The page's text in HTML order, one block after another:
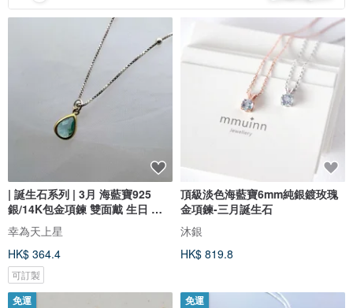
| 誕生石系列 | 3月 海藍寶925
銀/14K包金項鍊 雙面戴 生日 禮
盒
幸為天上星
HK$ 364.4
可訂製
頂級淡色海藍寶6mm純銀鍍玫瑰
金項鍊-三月誕生石
沐銀
HK$ 819.8
免運 免運